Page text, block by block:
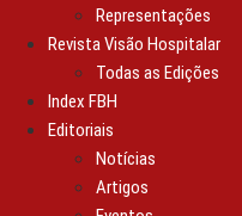
Representações
Revista Visão Hospitalar
Todas as Edições
Index FBH
Editoriais
Notícias
Artigos